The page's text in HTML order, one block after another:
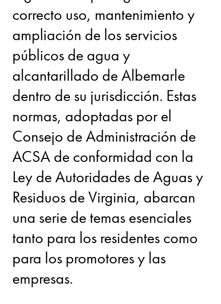
correcto uso, mantenimiento y
ampliación de los servicios
públicos de agua y
alcantarillado de Albemarle
dentro de su jurisdicción. Estas
normas, adoptadas por el
Consejo de Administración de
ACSA de conformidad con la
Ley de Autoridades de Aguas y
Residuos de Virginia, abarcan
una serie de temas esenciales
tanto para los residentes como
para los promotores y las
empresas.